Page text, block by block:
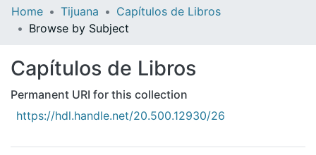
Inicio
Communities & Collections
All of DSpace
Bibliotecas
Home Tijuana
Capítulos de Libros
Browse by Subject
Capítulos de Libros
Permanent URI for this collection
https://hdl.handle.net/20.500.12930/26